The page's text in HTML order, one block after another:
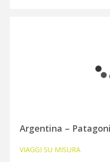
Argentina –
VIAGGI SU MISURA